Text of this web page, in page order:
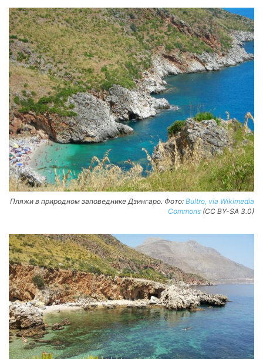
Пляжи в природном заповеднике Дзингаро. Фото: Bultro, via Wikimedia
Commons (CC BY-SA 3.0)